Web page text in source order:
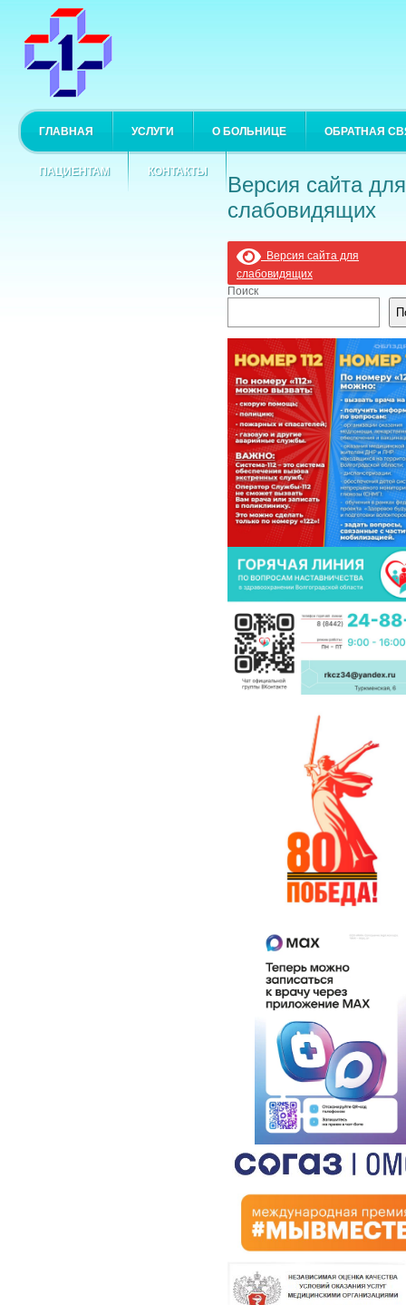
ГЛАВНАЯ УСЛУГИ О БОЛЬНИЦЕ ОБРАТНАЯ
ПАЦИЕНТАМ КОНТАКТЫ
Версия сайта для
слабовидящих
Версия сайта для
слабовидящих
Поиск